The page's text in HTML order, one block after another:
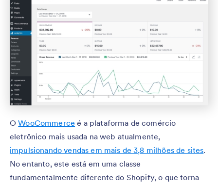
OWooCommerce é a plataforma de comércio
eletrônico mais usada na web atualmente,
impulsionando vendas em mais de 3,8 milhões de sites.
No entanto, este está em uma classe
fundamentalmente diferente do Shopify, o que torna